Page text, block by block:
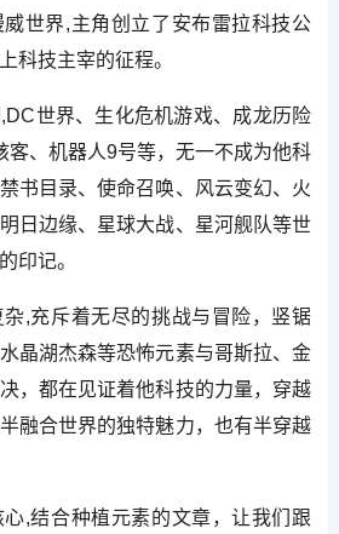
世界,主角创立了安布雷拉科技公
科技主宰的征程。
世界、生化危机游戏、成龙历险
客、机器人9号等，无一不成为他科
书目录、使命召唤、风云变幻、火
日边缘、星球大战、星河舰队等世
印记。
,充斥着无尽的挑战与冒险，竖锯
晶湖杰森等恐怖元素与哥斯拉、金
，都在见证着他科技的力量，穿越
融合世界的独特魅力，也有半穿越
,结合种植元素的文章，让我们跟